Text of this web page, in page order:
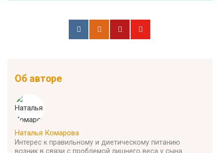
Об авторе
Наталья Комарова
Интерес к правильному и диетическому питанию
возник в связи с проблемой лишнего веса у сына.